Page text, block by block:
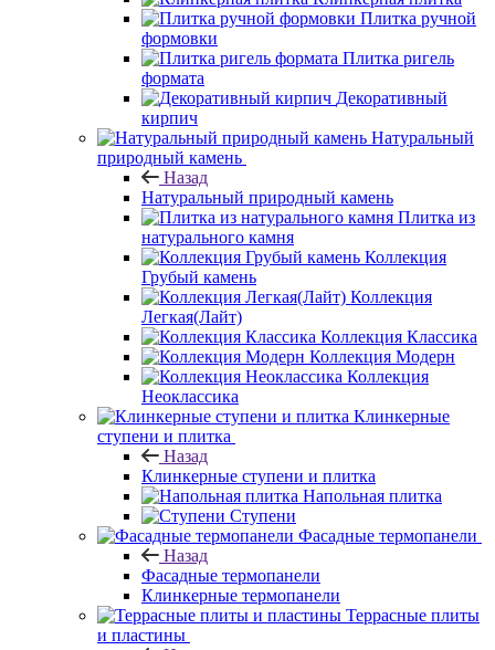
Плитка ручной
формовки
Плитка ригель
формата
Декоративный
кирпич
Натуральный
природный камень
Назад
Натуральный природный камень
Плитка из
натурального камня
Коллекция
Грубый камень
Коллекция
Легкая(Лайт)
Коллекция Классика
Коллекция Модерн
Коллекция
Неоклассика
Клинкерные
ступени и плитка
Назад
Клинкерные ступени и плитка
Напольная плитка
Ступени
Фасадные термопанели
Назад
Фасадные термопанели
Клинкерные термопанели
Террасные плиты
и пластины